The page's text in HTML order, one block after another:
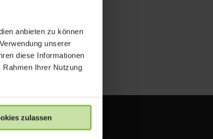
anbieten zu können
unserer
diese Informationen
Ihrer Nutzung
zulassen